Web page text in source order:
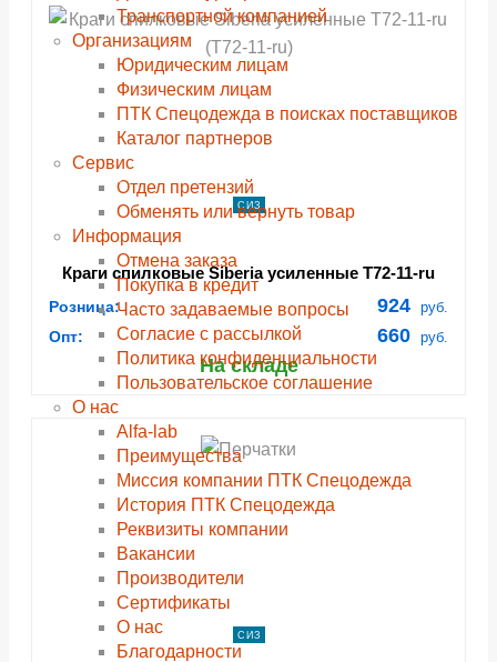
Транспортной компанией
Организациям
Юридическим лицам
Физическим лицам
ПТК Спецодежда в поисках поставщиков
Каталог партнеров
Сервис
Отдел претензий
Обменять или вернуть товар
Информация
Отмена заказа
Покупка в кредит
Часто задаваемые вопросы
Согласие с рассылкой
Политика конфиденциальности
Пользовательское соглашение
О нас
Alfa-lab
Преимущества
Миссия компании ПТК Спецодежда
История ПТК Спецодежда
Реквизиты компании
Вакансии
Производители
Сертификаты
О нас
Благодарности
СИЗ
Краги спилковые Siberia усиленные Т72-11-ru
(T72-11-ru)
Розница: 924 руб.
Опт: 660 руб.
На складе
СИЗ